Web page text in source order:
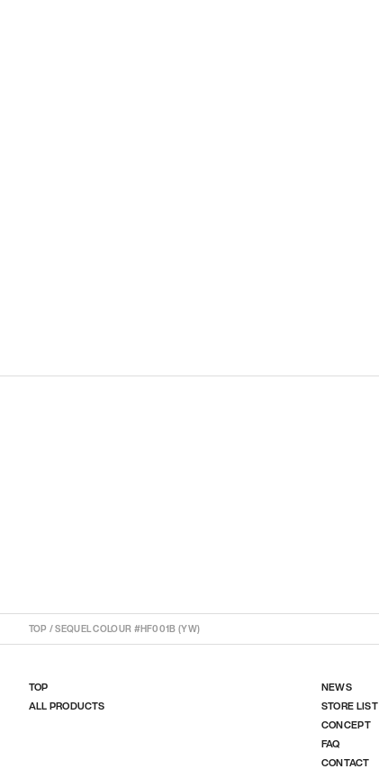
TOP /SEQUEL COLOUR #HF001B (YW)
TOP
ALL PRODUCTS
NEWS
STORE LIST
CONCEPT
FAQ
CONTACT